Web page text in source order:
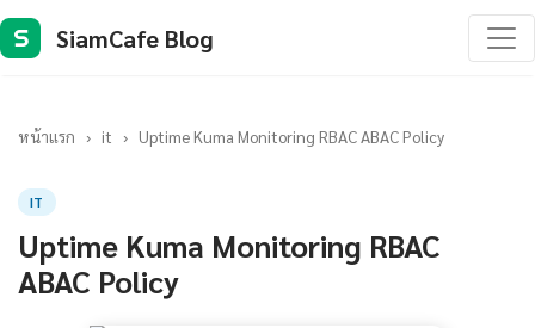
S SiamCafe Blog
หน้าแรก › it › Uptime Kuma Monitoring RBAC ABAC Policy
IT
Uptime Kuma Monitoring RBAC
ABAC Policy